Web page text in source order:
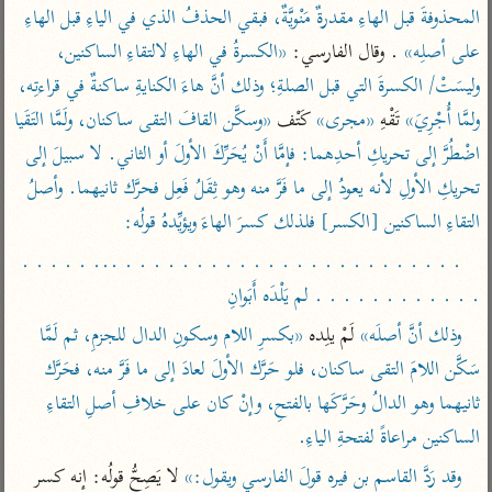
تفسير السمرقندي
تفسير الثعلبي
تفسير أبي السعود
الكشاف للزمخشري
الدر المنثور
تفسير ابن أبي حاتم
تفسير مقاتل
تفسير قتادة
اشترك لتصلك أخبار مشاريعنا
اشترك
راسلنا •تليجرام •تويتر
تعليمات•عن الباحث القرآني
على أصلِه» . وقال الفارسي:
ولمَّا أُجْرِيَ» تَقْهِ «مجرى» كَتْف
التقاءِ الساكنين [الكسر] فلذلك كسرَ الهاءَ ويؤيِّدهُ قولُه:
. . . . . . . . . . . . لم يَلْدَه أَبَوانِ
وذلك أنَّ أصلَه» لَمْ يلِده
الساكنين مراعاةً لفتحةِ الياءِ.
وقد رَدَّ القاسم بن فيره قولَ الفارسي ويقول:»
لا يَصِحُّ قولُه: إنه كسر